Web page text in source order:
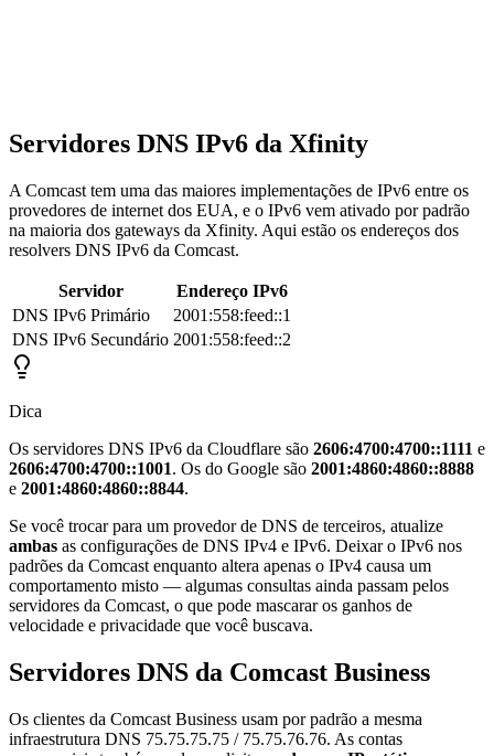
Servidores DNS IPv6 da Xfinity
A Comcast tem uma das maiores implementações de IPv6 entre os
provedores de internet dos EUA, e o IPv6 vem ativado por padrão
na maioria dos gateways da Xfinity. Aqui estão os endereços dos
resolvers DNS IPv6 da Comcast.
Servidor
Endereço IPv6
DNS IPv6 Primário
2001:558:feed::1
DNS IPv6 Secundário 2001:558:feed::2
Dica
Os servidores DNS IPv6 da Cloudflare são 2606:4700:4700::1111 e
2606:4700:4700::1001. Os do Google são 2001:4860:4860::8888
e 2001:4860:4860::8844.
Se você trocar para um provedor de DNS de terceiros, atualize
ambas as configurações de DNS IPv4 e IPv6. Deixar o IPv6 nos
padrões da Comcast enquanto altera apenas o IPv4 causa um
comportamento misto — algumas consultas ainda passam pelos
servidores da Comcast, o que pode mascarar os ganhos de
velocidade e privacidade que você buscava.
Servidores DNS da Comcast Business
Os clientes da Comcast Business usam por padrão a mesma
infraestrutura DNS 75.75.75.75 / 75.75.76.76. As contas